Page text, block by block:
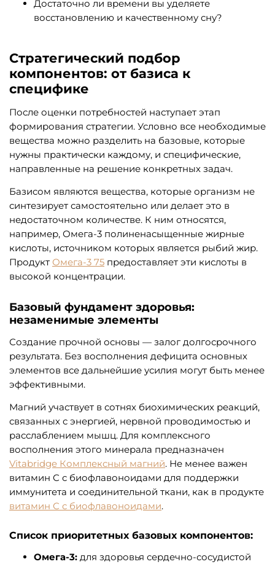
Достаточно ли времени вы уделяете
восстановлению и качественному сну?
Стратегический подбор
компонентов: от базиса к
специфике
После оценки потребностей наступает этап
формирования стратегии. Условно все необходимые
вещества можно разделить на базовые, которые
нужны практически каждому, и специфические,
направленные на решение конкретных задач.
Базисом являются вещества, которые организм не
синтезирует самостоятельно или делает это в
недостаточном количестве. К ним относятся,
например, Омега-3 полиненасыщенные жирные
кислоты, источником которых является рыбий жир.
Продукт Омега-3 75 предоставляет эти кислоты в
высокой концентрации.
Базовый фундамент здоровья:
незаменимые элементы
Создание прочной основы — залог долгосрочного
результата. Без восполнения дефицита основных
элементов все дальнейшие усилия могут быть менее
эффективными.
Магний участвует в сотнях биохимических реакций,
связанных с энергией, нервной проводимостью и
расслаблением мышц. Для комплексного
восполнения этого минерала предназначен
Vitabridge Комплексный магний. Не менее важен
витамин С с биофлавоноидами для поддержки
иммунитета и соединительной ткани, как в продукте
витамин С с биофлавоноидами.
Список приоритетных базовых компонентов:
Омега-3: для здоровья сердечно-сосудистой